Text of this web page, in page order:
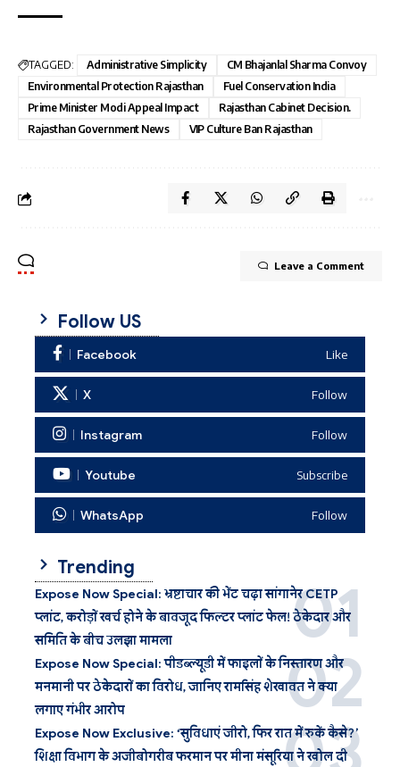
TAGGED: Administrative Simplicity
CM Bhajanlal Sharma Convoy
Environmental Protection Rajasthan
Fuel Conservation India
Prime Minister Modi Appeal Impact
Rajasthan Cabinet Decision.
Rajasthan Government News
VIP Culture Ban Rajasthan
Leave a Comment
Follow US
Facebook Like
X Follow
Instagram Follow
Youtube Subscribe
WhatsApp Follow
Trending
Expose Now Special: भ्रष्टाचार की भेंट चढ़ा सांगानेर CETP
प्लांट, करोड़ों खर्च होने के बावजूद फिल्टर प्लांट फेल! ठेकेदार और
समिति के बीच उलझा मामला
Expose Now Special: पीडब्ल्यूडी में फाइलों के निस्तारण और
मनमानी पर ठेकेदारों का विरोध, जानिए रामसिंह शेखावत ने क्या
लगाए गंभीर आरोप
Expose Now Exclusive: ‘सुविधाएं जीरो, फिर रात में रुकें कैसे?’
शिक्षा विभाग के अजीबोगरीब फरमान पर मीना मंसूरिया ने खोल दी